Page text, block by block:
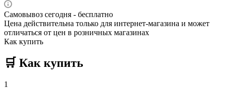
Самовывоз сегодня - бесплатно
Цена действительна только для интернет-магазина и может
отличаться от цен в розничных магазинах
Как купить
🛒 Как купить
1